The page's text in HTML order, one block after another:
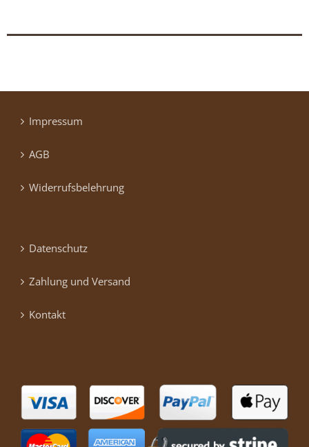
Impressum
AGB
Widerrufsbelehrung
Datenschutz
Zahlung und Versand
Kontakt